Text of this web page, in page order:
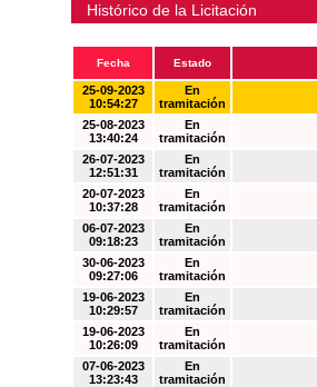
Histórico de la Licitación
Fecha Estado
25-09-2023
10:54:27
En
tramitación
25-08-2023
13:40:24
En
tramitación
26-07-2023
12:51:31
En
tramitación
20-07-2023
10:37:28
En
tramitación
06-07-2023
09:18:23
En
tramitación
30-06-2023
09:27:06
En
tramitación
19-06-2023
10:29:57
En
tramitación
19-06-2023
10:26:09
En
tramitación
07-06-2023
13:23:43
En
tramitación